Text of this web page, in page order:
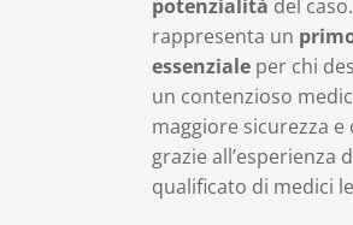
potenzialità del
rappresenta un
essenzialeper chi
un contenzioso
maggiore sicurezza e
grazie all’esperienza
qualificato di medici